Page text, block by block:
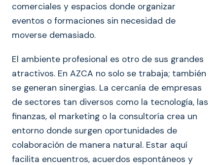
comerciales y espacios donde organizar
eventos o formaciones sin necesidad de
moverse demasiado.
El ambiente profesional es otro de sus grandes
atractivos. En AZCA no solo se trabaja; también
se generan sinergias. La cercanía de empresas
de sectores tan diversos como la tecnología, las
finanzas, el marketing o la consultoría crea un
entorno donde surgen oportunidades de
colaboración de manera natural. Estar aquí
facilita encuentros, acuerdos espontáneos y